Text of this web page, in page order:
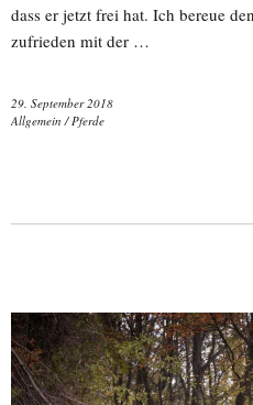
dass er jetzt frei hat. Ich bereue
zufrieden mit der …
29. September 2018
Allgemein / Pferde